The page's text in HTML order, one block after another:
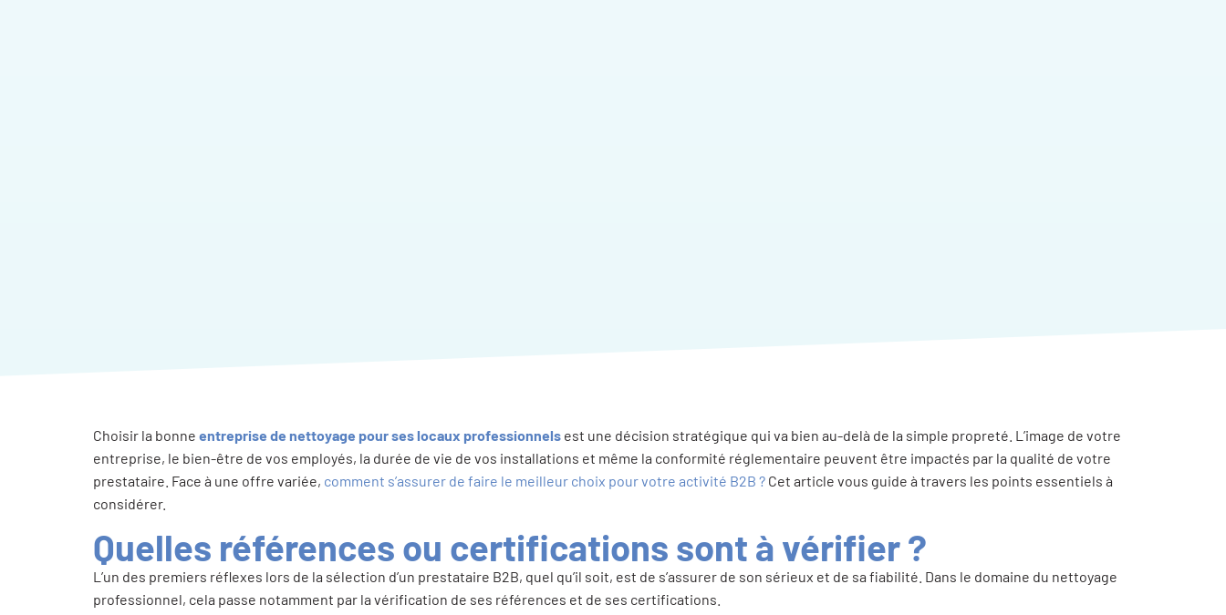
Choisir la bonne entreprise de nettoyage pour ses locaux professionnels est une décision stratégique qui va bien au-delà de la simple propreté. L’image de votre
entreprise, le bien-être de vos employés, la durée de vie de vos installations et même la conformité réglementaire peuvent être impactés par la qualité de votre
prestataire. Face à une offre variée, comment s’assurer de faire le meilleur choix pour votre activité B2B ? Cet article vous guide à travers les points essentiels à
considérer.
Quelles références ou certifications sont à vérifier ?
L’un des premiers réflexes lors de la sélection d’un prestataire B2B, quel qu’il soit, est de s’assurer de son sérieux et de sa fiabilité. Dans le domaine du nettoyage
professionnel, cela passe notamment par la vérification de ses références et de ses certifications.